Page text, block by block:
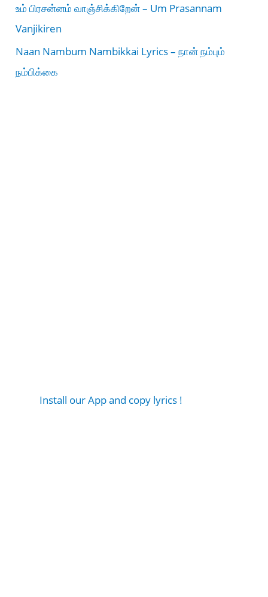
உம் பிரசன்னம் வாஞ்சிக்கிறேன் – Um Prasannam
Vanjikiren
Naan Nambum Nambikkai Lyrics – நான் நம்பும்
நம்பிக்கை
Install our App and copy lyrics !